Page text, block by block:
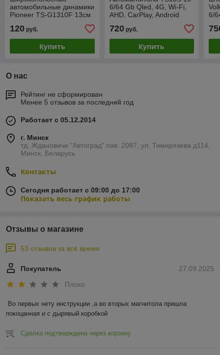
автомобильные динамики
Pioneer TS-G1310F 13см
120 руб.
Купить
6/64 Gb Qled, 4G, Wi-Fi,
AHD, CarPlay, Android
720руб.
Купить
6/
О нас
Рейтинг не сформирован
Менее 5 отзывов за последний год
Работает с 05.12.2014
г. Минск
тд. Ждановичи "Автоград" пав. 2087, ул. Тимирязева д114,
Минск, Беларусь
Контакты
Сегодня работает с 09:00 до 17:00
Показать весь график работы
Отзывы о магазине
53 отзывов за всё время
27.09.2025
Покупатель
Плохо
Во первых нету инструкции ,а во вторых магнитола пришла
покоцанная и с дырявый коробкой
Сделка подтверждена через корзину